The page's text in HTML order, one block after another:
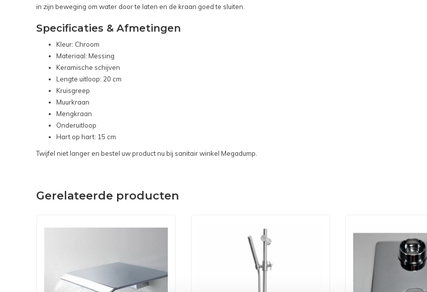
in zijn beweging om water door te laten en de kraan goed te sluiten.
Specificaties & Afmetingen
Kleur: Chroom
Materiaal: Messing
Keramische schijven
Lengte uitloop: 20 cm
Kruisgreep
Muurkraan
Mengkraan
Onderuitloop
Hart op hart: 15 cm
Twijfel niet langer en bestel uw product nu bij sanitair winkel Megadump.
Gerelateerde producten